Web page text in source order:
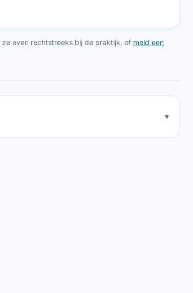
even rechtstreeks bij de praktijk, of meld een
▾